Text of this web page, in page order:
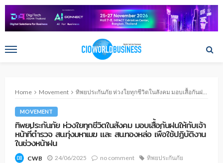
Home Movement ทิพยประกันภัย ห่วงใยทุกชีวิตในสังคม มอบเสื้อกันฝนให้กับเจ้าหน้าที่ตำรวจ สน.ทุ่งมหาเมฆ และ สน.ทองหล่อ เพื่อใช้ปฏิบัติงานในช่วงหน้าฝน
MOVEMENT
ทิพยประกันภัย ห่วงใยทุกชีวิตในสังคม มอบเสื้อกันฝนให้กับเจ้า
หน้าที่ตำรวจ สน.ทุ่งมหาเมฆ และ สน.ทองหล่อ เพื่อใช้ปฏิบัติงาน
ในช่วงหน้าฝน
CWB 24/06/2025 no comment ทิพยประกันภัย